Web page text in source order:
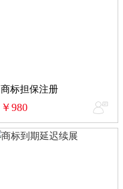
商标担保注册
￥980